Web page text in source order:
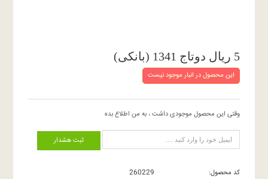
5 ریال دوتاج 1341 (بانکی)
این محصول در انبار موجود نیست
وقتی این محصول موجودی داشت ، به من اطلاع بده
ثبت هشدار
کد محصول: 260229